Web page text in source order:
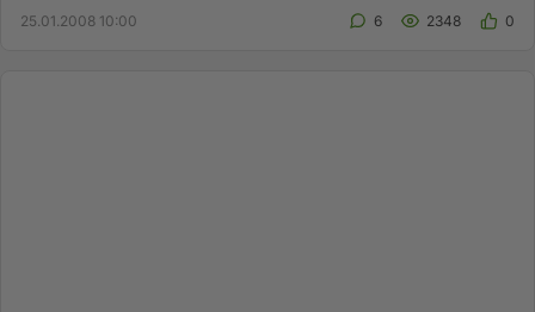
25.01.2008 10:00 6 2348 0